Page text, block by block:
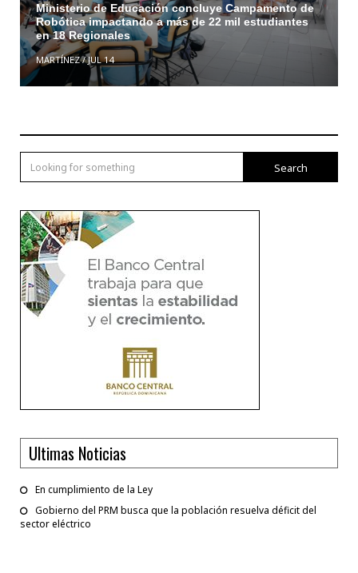
Ministerio de Educación concluye Campamento de
Robótica impactando a más de 22 mil estudiantes
en 18 Regionales
MARTÍNEZ/JUL 14
Search
Ultimas Noticias
En cumplimiento de la Ley
Gobierno del PRM busca que la población resuelva déficit del
sector eléctrico